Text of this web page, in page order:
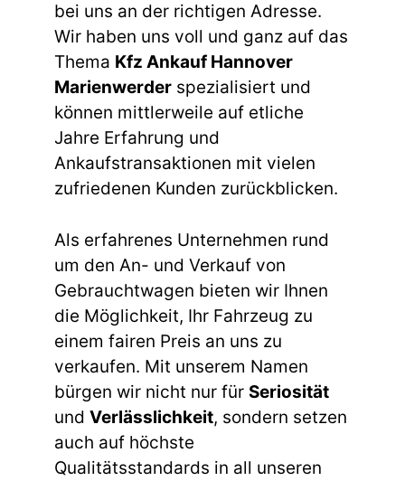
bei uns an der richtigen Adresse.
Wir haben uns voll und ganz auf das
Thema Kfz Ankauf Hannover
Marienwerder spezialisiert und
können mittlerweile auf etliche
Jahre Erfahrung und
Ankaufstransaktionen mit vielen
zufriedenen Kunden zurückblicken.
Als erfahrenes Unternehmen rund
um den An- und Verkauf von
Gebrauchtwagen bieten wir Ihnen
die Möglichkeit, Ihr Fahrzeug zu
einem fairen Preis an uns zu
verkaufen. Mit unserem Namen
bürgen wir nicht nur für Seriosität
und Verlässlichkeit, sondern setzen
auch auf höchste
Qualitätsstandards in all unseren